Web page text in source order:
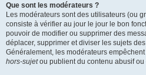
Que sont les modérateurs ?
Les modérateurs sont des utilisateurs (ou
consiste à vérifier au jour le jour le bon
pouvoir de modifier ou supprimer des
déplacer, supprimer et diviser les sujets
Généralement, les modérateurs
hors-sujetou publient du contenu abusif ou